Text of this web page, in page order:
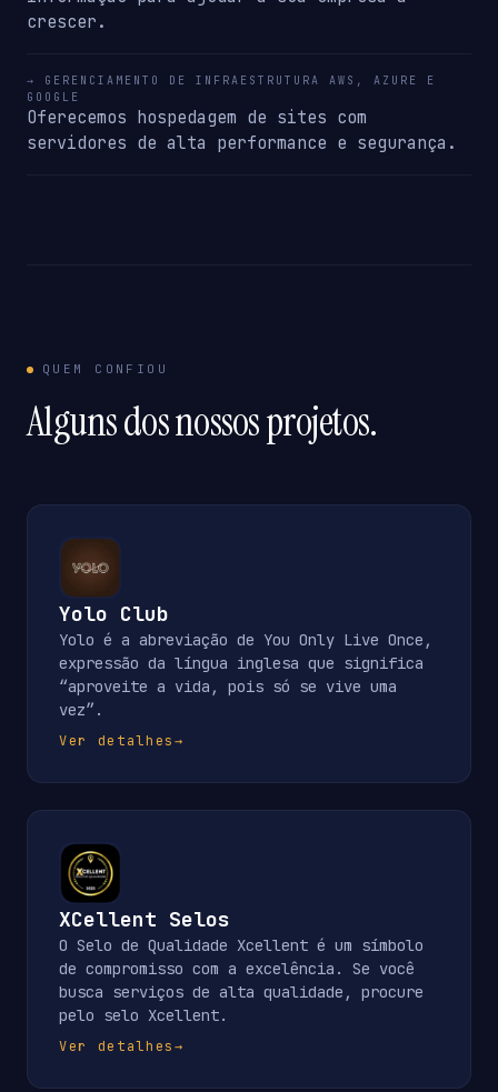
crescer.
→ GERENCIAMENTO DE INFRAESTRUTURA AWS, AZURE E
GOOGLE
Oferecemos hospedagem de sites com
servidores de alta performance e segurança.
QUEM CONFIOU
Alguns dos nossos projetos.
Yolo Club
Yolo é a abreviação de You Only Live Once,
expressão da língua inglesa que significa
“aproveite a vida, pois só se vive uma
vez”.
Ver detalhes→
XCellent Selos
O Selo de Qualidade Xcellent é um símbolo
de compromisso com a excelência. Se você
busca serviços de alta qualidade, procure
pelo selo Xcellent.
Ver detalhes→